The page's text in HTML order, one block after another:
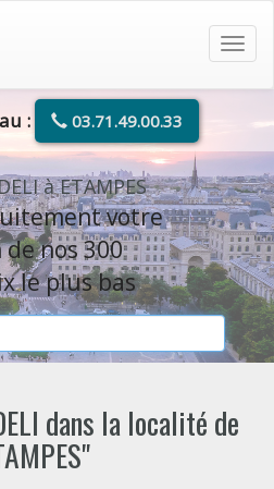
: 03.71.49.00.33
à ETAMPES
votre
nos 300
le plus bas
dans la localité de